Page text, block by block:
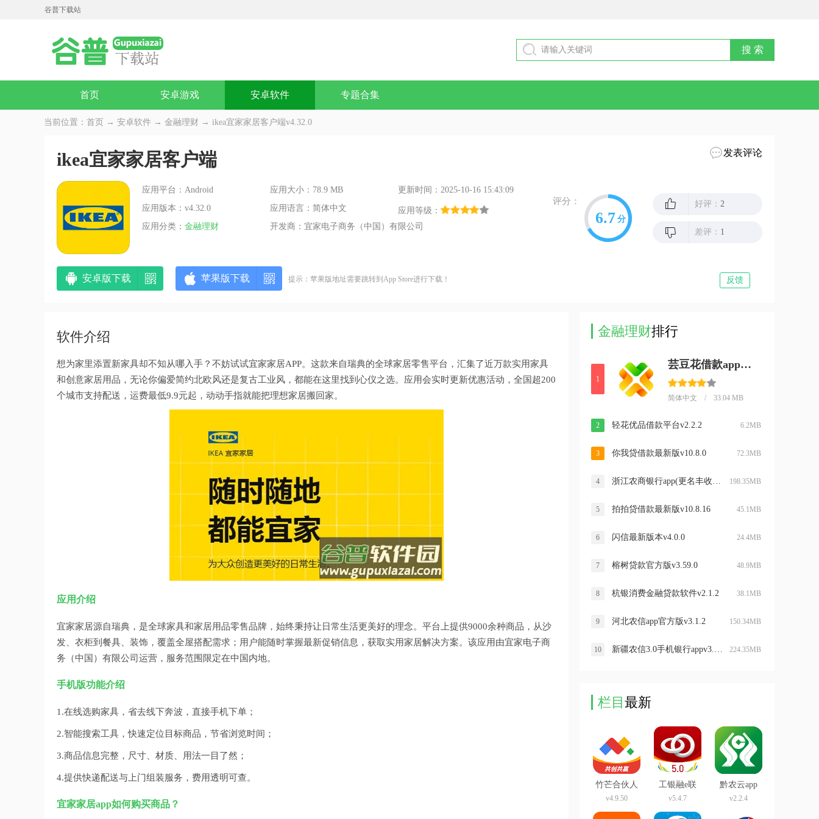
谷普下载站
首页 安卓游戏 安卓软件 专题合集
当前位置： 首页 → 安卓软件 → 金融理财 → ikea宜家家居客户端v4.32.0
ikea宜家家居客户端 发表评论
应用平台：Android 应用大小：78.9 MB
更新时间：2025-10-16 15:43:09
应用版本：v4.32.0
应用语言：简体中文
应用等级：
应用分类： 金融理财 开发商：宜家电子商务（中国）有限公司
评分：
6.7 分
好评： 2
差评： 1
反馈
安卓版下载 苹果版下载 提示：苹果版地址需要跳转到App Store进行下载！
软件介绍
想为家里添置新家具却不知从哪入手？不妨试试宜家家居APP。这款来自瑞典的全球家居零售平台，汇集了近万款实用家具
和创意家居用品，无论你偏爱简约北欧风还是复古工业风，都能在这里找到心仪之选。应用会实时更新优惠活动，全国超200
个城市支持配送，运费最低9.9元起，动动手指就能把理想家居搬回家。
应用介绍
宜家家居源自瑞典，是全球家具和家居用品零售品牌，始终秉持让日常生活更美好的理念。平台上提供9000余种商品，从沙
发、衣柜到餐具、装饰，覆盖全屋搭配需求；用户能随时掌握最新促销信息，获取实用家居解决方案。该应用由宜家电子商
务（中国）有限公司运营，服务范围限定在中国内地。
手机版功能介绍
1.在线选购家具，省去线下奔波，直接手机下单；
2.智能搜索工具，快速定位目标商品，节省浏览时间；
3.商品信息完整，尺寸、材质、用法一目了然；
4.提供快递配送与上门组装服务，费用透明可查。
宜家家居app如何购买商品？
金融理财排行
1
芸豆花借款appv5.0.1
简体中文 / 33.04 MB
2 轻花优品借款平台v2.2.2 6.2MB
3 你我贷借款最新版v10.8.0 72.3MB
4 浙江农商银行app(更名丰收互联)v6.0.9 198.35MB
5 拍拍贷借款最新版v10.8.16 45.1MB
6 闪信最新版本v4.0.0 24.4MB
7 榕树贷款官方版v3.59.0 48.9MB
8 杭银消费金融贷款软件v2.1.2 38.1MB
9 河北农信app官方版v3.1.2 150.34MB
10 新疆农信3.0手机银行appv3.0.14 224.35MB
栏目最新
竹芒合伙人
充电宝app
v4.9.50
工银融e联
app最新版
v5.4.7
黔农云app
v2.2.4